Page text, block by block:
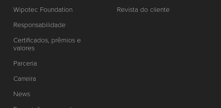
Wipotec Foundation
Responsabilidade
Certificados, prêmios e
valores
Parceria
Carreira
News
Revista do cliente